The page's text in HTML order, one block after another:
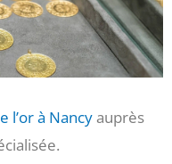
l’or à Nancyauprès